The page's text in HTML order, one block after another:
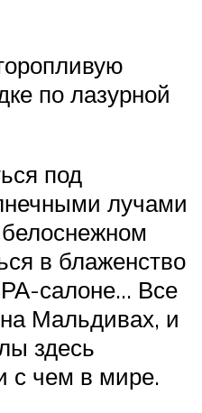
по лазурной
под
лучами
в блаженство
салоне… Все
Мальдивах, и
здесь
с чем в мире.